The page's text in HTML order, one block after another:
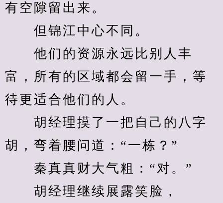
有空隙留出来。
但锦江中心不同。
他们的资源永远比别人丰
富，所有的区域都会留一手，等
待更适合他们的人。
胡经理摸了一把自己的八字
胡，弯着腰问道：“一栋？”
秦真真财大气粗：“对。”
胡经理继续展露笑脸，